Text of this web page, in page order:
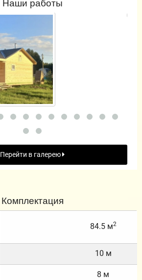
Перейти в галерею
Комплектация
84.5 м2
10 м
8 м